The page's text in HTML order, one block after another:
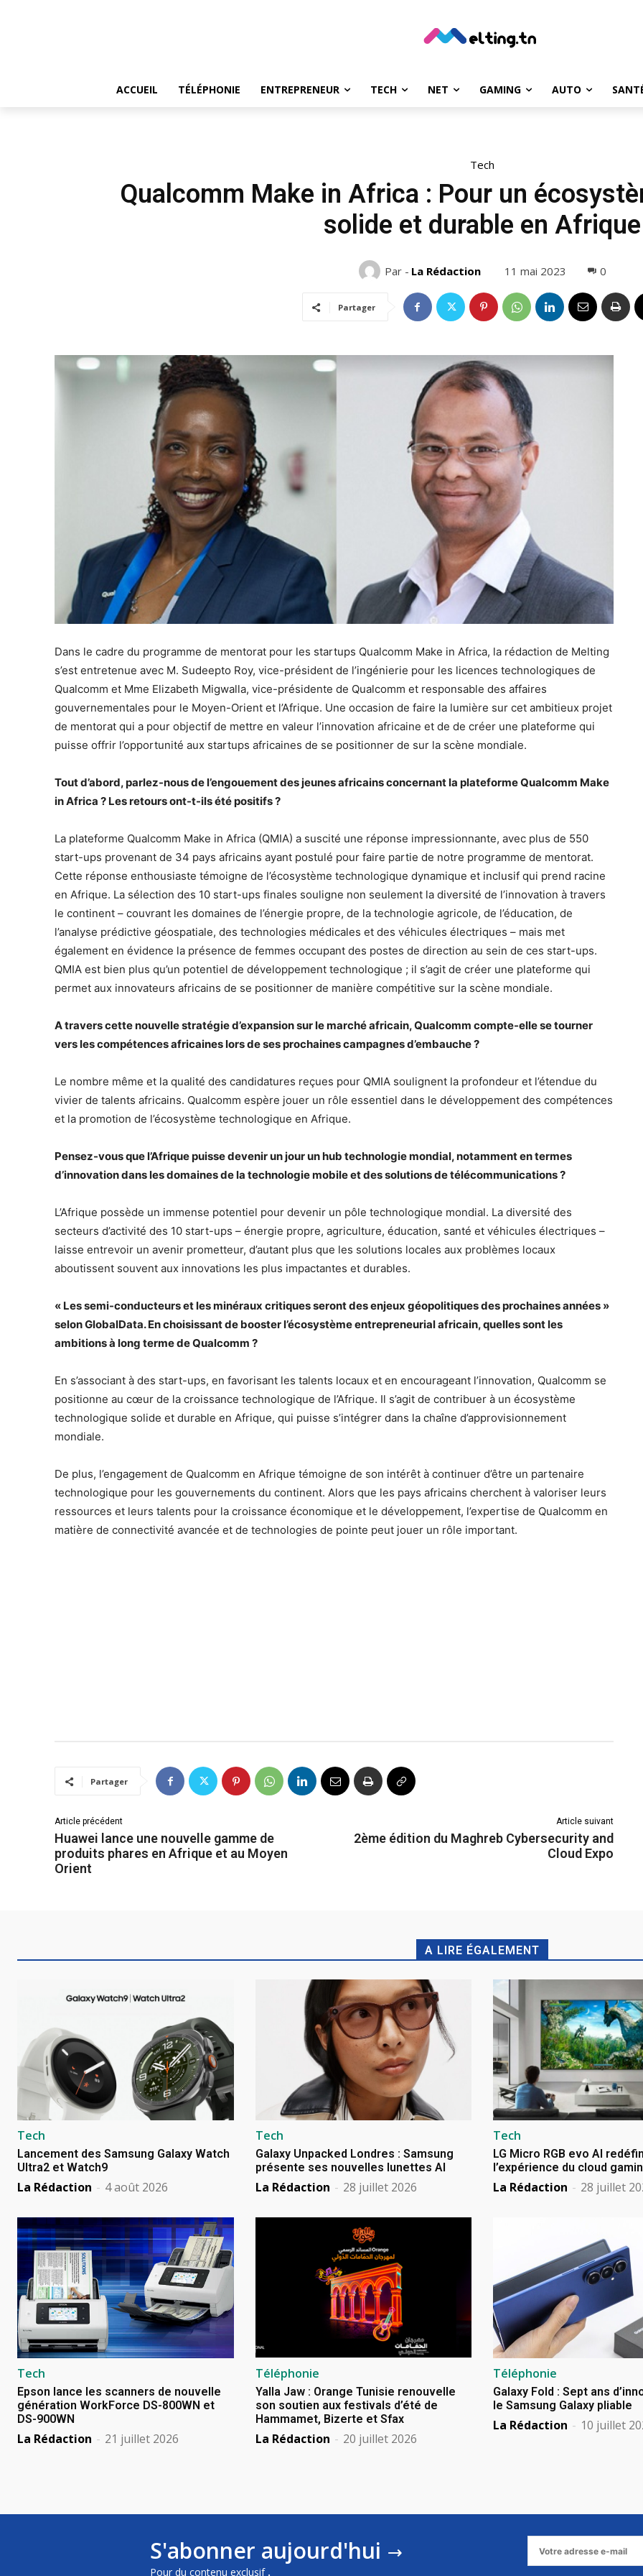
ACCUEIL TÉLÉPHONIE ENTREPRENEUR TECH NET GAMING AUTO
Tech
Qualcomm Make in Africa : Pour un
solide et durable en Afrique
Par - La Rédaction 11 mai 2023 0
Partager
Dans le cadre du programme de mentorat pour les startups Qualcomm Make in Africa, la rédaction de Melting
s’est entretenue avec M. Sudeepto Roy, vice-président de l’ingénierie pour les licences technologiques de
Qualcomm et Mme Elizabeth Migwalla, vice-présidente de Qualcomm et responsable des affaires
gouvernementales pour le Moyen-Orient et l’Afrique. Une occasion de faire la lumière sur cet ambitieux projet
de mentorat qui a pour objectif de mettre en valeur l’innovation africaine et de de créer une plateforme qui
puisse offrir l’opportunité aux startups africaines de se positionner de sur la scène mondiale.
Tout d’abord, parlez-nous de l’engouement des jeunes africains concernant la plateforme Qualcomm Make
in Africa ? Les retours ont-t-ils été positifs ?
La plateforme Qualcomm Make in Africa (QMIA) a suscité une réponse impressionnante, avec plus de 550
start-ups provenant de 34 pays africains ayant postulé pour faire partie de notre programme de mentorat.
Cette réponse enthousiaste témoigne de l’écosystème technologique dynamique et inclusif qui prend racine
en Afrique. La sélection des 10 start-ups finales souligne non seulement la diversité de l’innovation à travers
le continent – couvrant les domaines de l’énergie propre, de la technologie agricole, de l’éducation, de
l’analyse prédictive géospatiale, des technologies médicales et des véhicules électriques – mais met
également en évidence la présence de femmes occupant des postes de direction au sein de ces start-ups.
QMIA est bien plus qu’un potentiel de développement technologique ; il s’agit de créer une plateforme qui
permet aux innovateurs africains de se positionner de manière compétitive sur la scène mondiale.
A travers cette nouvelle stratégie d’expansion sur le marché africain, Qualcomm compte-elle se tourner
vers les compétences africaines lors de ses prochaines campagnes d’embauche ?
Le nombre même et la qualité des candidatures reçues pour QMIA soulignent la profondeur et l’étendue du
vivier de talents africains. Qualcomm espère jouer un rôle essentiel dans le développement des compétences
et la promotion de l’écosystème technologique en Afrique.
Pensez-vous que l’Afrique puisse devenir un jour un hub technologie mondial, notamment en termes
d’innovation dans les domaines de la technologie mobile et des solutions de télécommunications ?
L’Afrique possède un immense potentiel pour devenir un pôle technologique mondial. La diversité des
secteurs d’activité des 10 start-ups – énergie propre, agriculture, éducation, santé et véhicules électriques –
laisse entrevoir un avenir prometteur, d’autant plus que les solutions locales aux problèmes locaux
aboutissent souvent aux innovations les plus impactantes et durables.
« Les semi-conducteurs et les minéraux critiques seront des enjeux géopolitiques des prochaines années »
selon GlobalData. En choisissant de booster l’écosystème entrepreneurial africain, quelles sont les
ambitions à long terme de Qualcomm ?
En s’associant à des start-ups, en favorisant les talents locaux et en encourageant l’innovation, Qualcomm se
positionne au cœur de la croissance technologique de l’Afrique. Il s’agit de contribuer à un écosystème
technologique solide et durable en Afrique, qui puisse s’intégrer dans la chaîne d’approvisionnement
mondiale.
De plus, l’engagement de Qualcomm en Afrique témoigne de son intérêt à continuer d’être un partenaire
technologique pour les gouvernements du continent. Alors que les pays africains cherchent à valoriser leurs
ressources et leurs talents pour la croissance économique et le développement, l’expertise de Qualcomm en
matière de connectivité avancée et de technologies de pointe peut jouer un rôle important.
Partager
Article précédent
Huawei lance une nouvelle gamme de
produits phares en Afrique et au Moyen
Orient
Article suivant
2ème édition du Maghreb Cybersecurity and
Cloud Expo
A LIRE ÉGALEMENT
Tech
Lancement des Samsung Galaxy Watch
Ultra2 et Watch9
La Rédaction - 4 août 2026
Tech
Galaxy Unpacked Londres : Samsung
présente ses nouvelles lunettes AI
La Rédaction - 28 juillet 2026
Tech
LG Micro RGB evo AI
l’expérience du cloud
La Rédaction - 28 juillet
Tech
Epson lance les scanners de nouvelle
génération WorkForce DS-800WN et
DS-900WN
La Rédaction - 21 juillet 2026
Téléphonie
Yalla Jaw : Orange Tunisie renouvelle
son soutien aux festivals d’été de
Hammamet, Bizerte et Sfax
La Rédaction - 20 juillet 2026
Téléphonie
Galaxy Fold : Sept ans
le Samsung Galaxy pliable
La Rédaction - 10 juillet
S'abonner aujourd'hui
Pour du contenu exclusif .